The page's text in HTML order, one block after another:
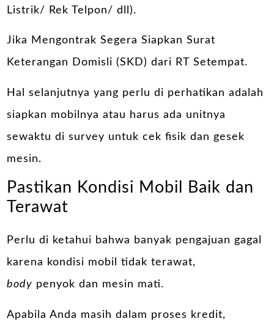
Listrik/ Rek Telpon/ dll).
Jika Mengontrak Segera Siapkan Surat
Keterangan Domisli (SKD) dari RT Setempat.
Hal selanjutnya yang perlu di perhatikan adalah
siapkan mobilnya atau harus ada unitnya
sewaktu di survey untuk cek fisik dan gesek
mesin.
Pastikan Kondisi Mobil Baik dan
Terawat
Perlu di ketahui bahwa banyak pengajuan gagal
karena kondisi mobil tidak terawat,
body penyok dan mesin mati.
Apabila Anda masih dalam proses kredit,